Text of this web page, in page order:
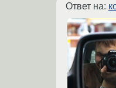
Ответ на: